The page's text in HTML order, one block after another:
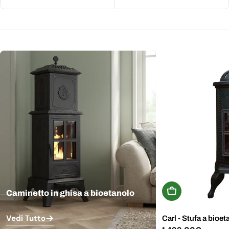
Caminetto in ghisa a bioetanolo
Vedi Tutto
Aggiungi Al
Carl - Stufa a